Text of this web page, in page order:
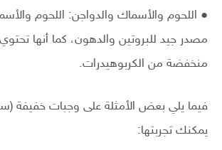
● اللحوم والأسماك والدواجن: اللحوم
مصدر جيد للبروتين والدهون، كما أنها
منخفضة من الكربوهيدرات.
فيما يلي بعض الأمثلة على وجبات خفيفة
يمكنك تجربتها: